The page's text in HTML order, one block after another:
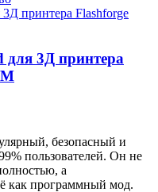
3Д принтера
безопасный и
пользователей. Он не
а
как программный мод.